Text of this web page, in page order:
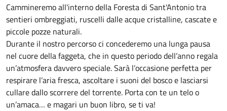
Cammineremo all'interno della Foresta di Sant'Antonio tra
sentieri ombreggiati, ruscelli dalle acque cristalline, cascate e
piccole pozze naturali.
Durante il nostro percorso ci concederemo una lunga pausa
nel cuore della faggeta, che in questo periodo dell’anno regala
un’atmosfera davvero speciale. Sarà l’occasione perfetta per
respirare l’aria fresca, ascoltare i suoni del bosco e lasciarsi
cullare dallo scorrere del torrente. Porta con te un telo o
un’amaca… e magari un buon libro, se ti va!